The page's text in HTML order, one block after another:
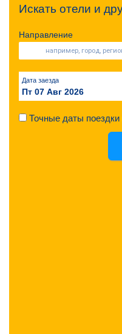
Искать отели и
Направление
Дата заезда
Пт 07 Авг 2026
Точные даты поездки